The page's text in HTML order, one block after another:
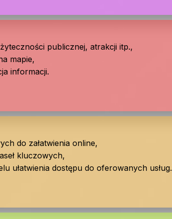
publicznej, atrakcji itp.,
mapie,
informacji.
do załatwienia online,
kluczowych,
ułatwienia dostępu do oferowanych usług.